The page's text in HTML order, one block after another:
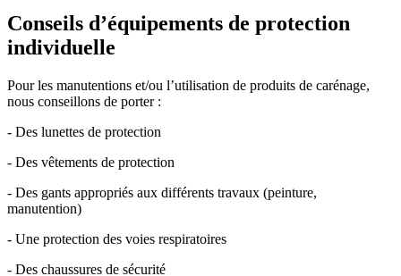
Conseils d’équipements de protection
individuelle
Pour les manutentions et/ou l’utilisation de produits de carénage,
nous conseillons de porter :
- Des lunettes de protection
- Des vêtements de protection
- Des gants appropriés aux différents travaux (peinture,
manutention)
- Une protection des voies respiratoires
- Des chaussures de sécurité